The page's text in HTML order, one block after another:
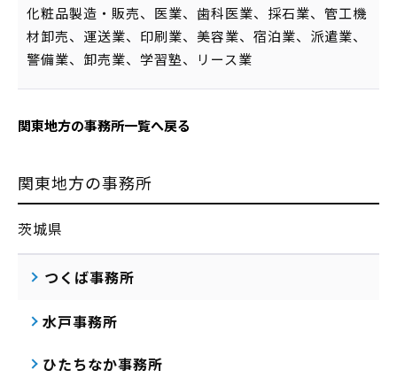
化粧品製造・販売、医業、歯科医業、採石業、管工機
材卸売、運送業、印刷業、美容業、宿泊業、派遣業、
警備業、卸売業、学習塾、リース業
関東地方の事務所一覧へ戻る
関東地方の事務所
茨城県
つくば事務所
水戸事務所
ひたちなか事務所